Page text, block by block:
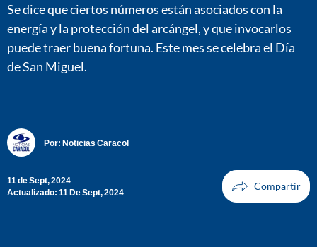
Se dice que ciertos números están asociados con la
energía y la protección del arcángel, y que invocarlos
puede traer buena fortuna. Este mes se celebra el Día
de San Miguel.
Por: Noticias Caracol
11 de Sept, 2024
Actualizado: 11 De Sept, 2024